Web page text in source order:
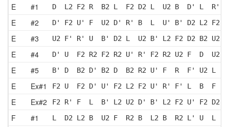
E #1 D  L2 F2 R  B2 L  F2 D2 L  U2 B  D' L  R'
E #2 D' F2 U' F  U2 D' R' B  L  U' B' D2 L2 F2
E #3 U2 F' R' U  B' D2 L  U2 B' L2 F2 D2 B2 U2
E #4 D' U  F2 R2 F2 R2 U' R' F2 R2 U2 F  D  U2
E #5 B' D  B2 D' B2 D  B2 R2 U' F  R  F' U2 L
E Ex#1 F2 U  F2 D' U' F2 L2 F2 U' R' F' L  B  F
E Ex#2 F2 R' F  L  B' L2 U2 D' B' L2 F2 U' F2 D2
F #1 L  D2 L2 B  U2 F  R2 B  L2 B  R2 L' U  L